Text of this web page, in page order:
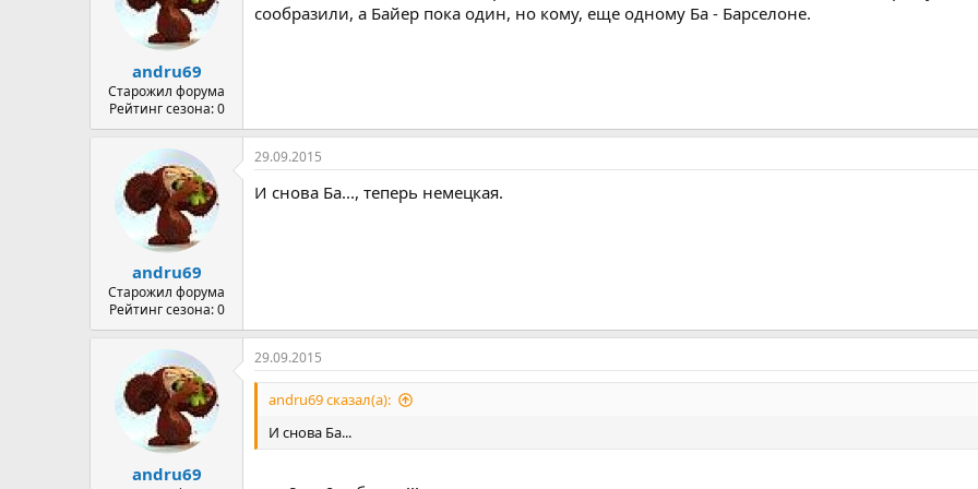
andru69
Старожил форума
Рейтинг сезона: 0
сообразили, а Байер пока один, но кому, еще одному Ба - Барселоне.
andru69
Старожил форума
Рейтинг сезона: 0
29.09.2015
И снова Ба..., теперь немецкая.
andru69
29.09.2015
andru69 сказал(а):
И снова Ба...